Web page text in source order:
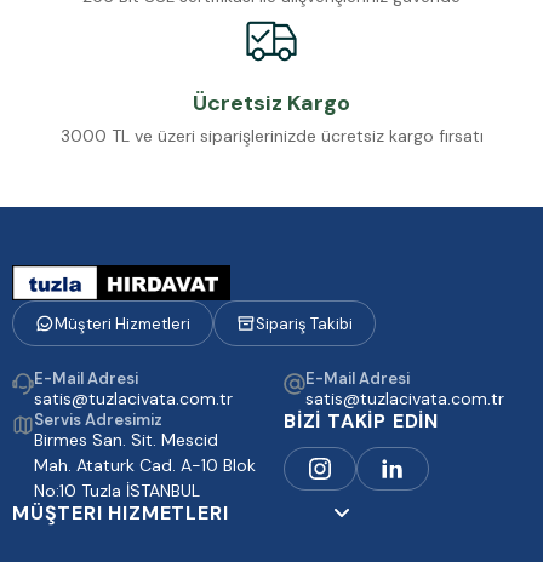
Ücretsiz Kargo
3000 TL ve üzeri siparişlerinizde ücretsiz kargo fırsatı
Müşteri Hizmetleri Sipariş Takibi
E-Mail Adresi
satis@tuzlacivata.com.tr
E-Mail Adresi
satis@tuzlacivata.com.tr
Servis Adresimiz
Birmes San. Sit. Mescid
Mah. Ataturk Cad. A-10 Blok
No:10 Tuzla İSTANBUL
BİZİ TAKİP EDİN
MÜŞTERI HIZMETLERI